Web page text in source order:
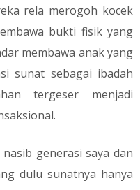
rela merogoh kocek
bukti fisik yang
membawa anak yang
sunat sebagai ibadah
tergeser menjadi
generasi saya dan
dulu sunatnya hanya